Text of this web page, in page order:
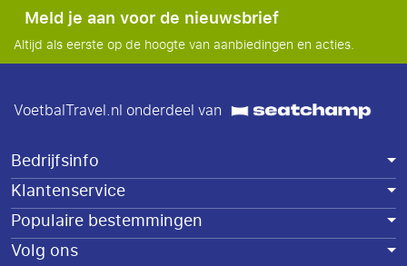
Meld je aan voor de nieuwsbrief
Altijd als eerste op de hoogte van aanbiedingen en acties.
VoetbalTravel.nl onderdeel van
Bedrijfsinfo
Klantenservice
Populaire bestemmingen
Volg ons